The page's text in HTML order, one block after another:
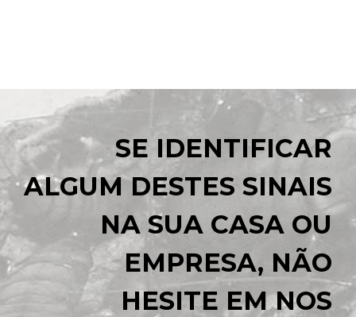
SE IDENTIFICAR
ALGUM DESTES SINAIS
NA SUA CASA OU
EMPRESA, NÃO
HESITE EM NOS